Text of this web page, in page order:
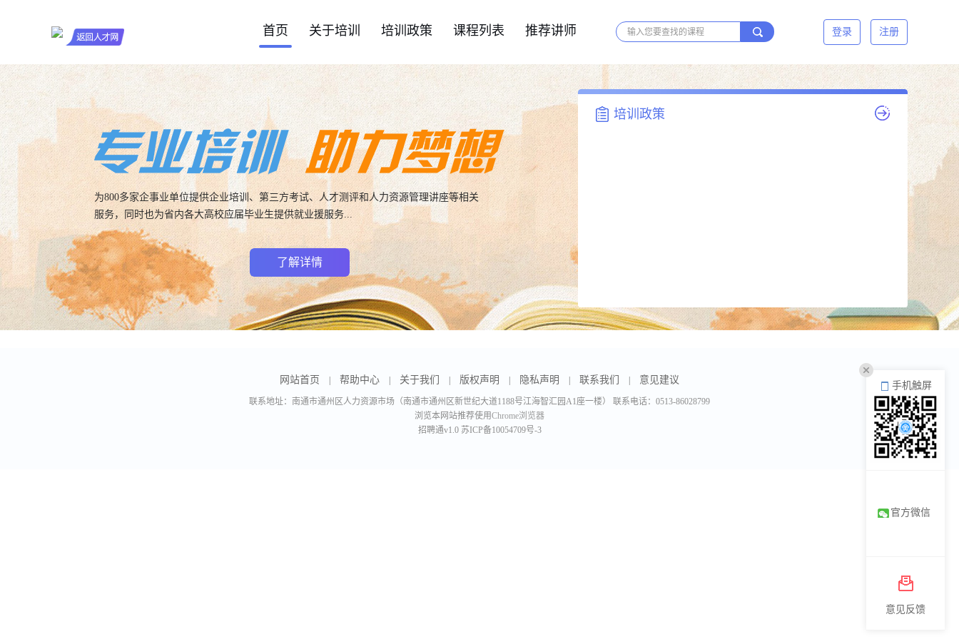
首页 关于培训 培训政策 课程列表 推荐讲师 登录 注册
为800多家企事业单位提供企业培训、第三方考试、人才测评和人力资源管理讲座等相关
服务，同时也为省内各大高校应届毕业生提供就业援服务...
了解详情
培训政策
网站首页 帮助中心 关于我们 版权声明 隐私声明 联系我们 意见建议
联系地址：南通市通州区人力资源市场（南通市通州区新世纪大道1188号江海智汇园A1座一楼） 联系电话：0513-86028799
浏览本网站推荐使用Chrome浏览器
招聘通v1.0 苏ICP备10054709号-3
手机触屏
官方微信
意见反馈